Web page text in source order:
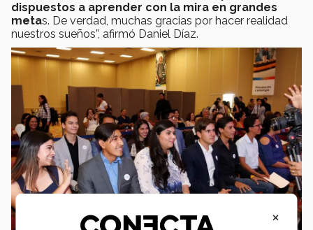
dispuestos a aprender con la mira en grandes
metas. De verdad, muchas gracias por hacer realidad
nuestros sueños”, afirmó Daniel Díaz.
×